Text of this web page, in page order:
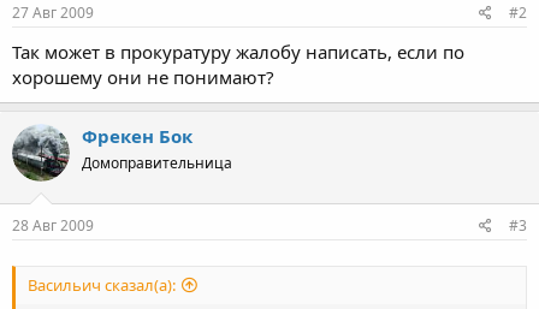
27 Авг 2009 #2
Так может в прокуратуру жалобу написать, если по
хорошему они не понимают?
Фрекен Бок
Домоправительница
28 Авг 2009 #3
Васильич сказал(а):